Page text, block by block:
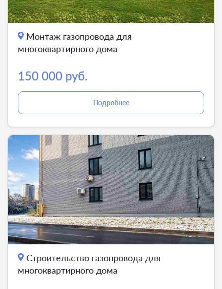
Монтаж газопровода для
многоквартирного дома
150 000 руб.
Подробнее
Строительство газопровода для
многоквартирного дома